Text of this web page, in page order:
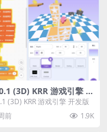
(3D) KRR 游戏引擎 开
(3D) KRR 游戏引擎 开发版
前
1.9K